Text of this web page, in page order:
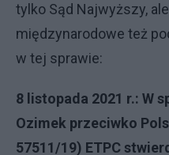
tylko Sąd Najwyższy,
międzynarodowe też
w tej sprawie:
8 listopada 2021 r.: W
Ozimek przeciwko
57511/19) ETPC